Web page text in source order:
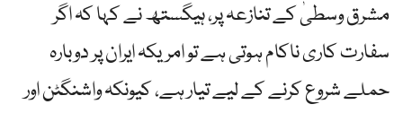
مشرق وسطیٰ کے تنازعہ پر، ہیگستھ نے کہا کہ اگر
سفارت کاری ناکام ہوتی ہے تو امریکہ ایران پر دوبارہ
حملے شروع کرنے کے لیے تیار ہے، کیونکہ واشنگٹن اور